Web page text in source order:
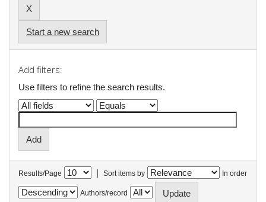
Start a new search
Add filters:
Use filters to refine the search results.
Results/Page | Sort items by In order
Authors/record